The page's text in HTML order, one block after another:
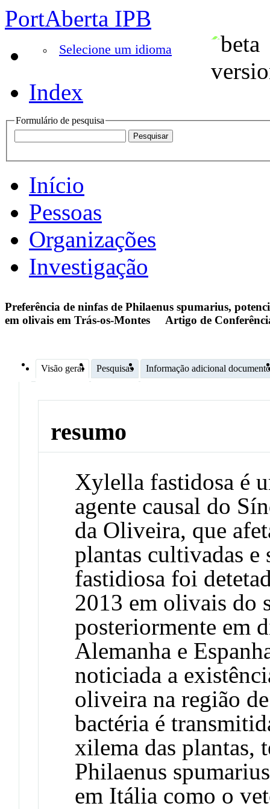
PortAberta IPB
Selecione um idioma
Index
Formulário de pesquisa
Início
Pessoas
Organizações
Investigação
Preferência de ninfas de Philaenus spumarius,
em olivais em Trás-os-Montes
Artigo de
Visão geral Pesquisas Informação adicional documento
resumo
Xylella fastidosa é
agente causal do
da Oliveira, que
plantas cultivadas e
fastidiosa foi
2013 em olivais do
posteriormente em
Alemanha e
noticiada a
oliveira na região
bactéria é
xilema das plantas,
Philaenus
em Itália como o